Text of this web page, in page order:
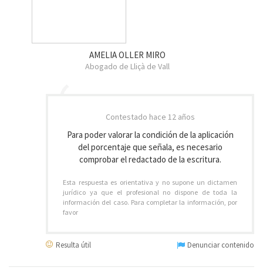
AMELIA OLLER MIRO
Abogado de Lliçà de Vall
Contestado hace 12 años
Para poder valorar la condición de la aplicación
del porcentaje que señala, es necesario
comprobar el redactado de la escritura.
Esta respuesta es orientativa y no supone un dictamen
jurídico ya que el profesional no dispone de toda la
información del caso. Para completar la información, por
favor
Resulta útil Denunciar contenido